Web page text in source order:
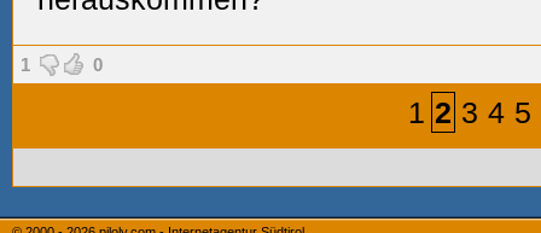
1 0
1 2 3 4 5